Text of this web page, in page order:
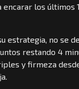
encarar los últimos
estrategia, no se
restando 4
y firmeza